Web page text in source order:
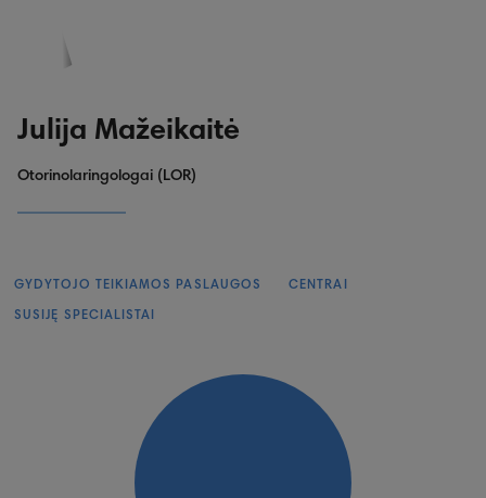
Julija Mažeikaitė
Otorinolaringologai (LOR)
GYDYTOJO TEIKIAMOS PASLAUGOS CENTRAI
SUSIJĘ SPECIALISTAI